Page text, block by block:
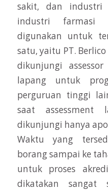
sakit, dan industri
industri farmasi
digunakan untuk
satu, yaitu PT.
dikunjungi
lapang untuk
perguruan tinggi
saat assessment
dikunjungi hanya
Waktu yang
borang sampai ke
untuk proses
dikatakan sangat